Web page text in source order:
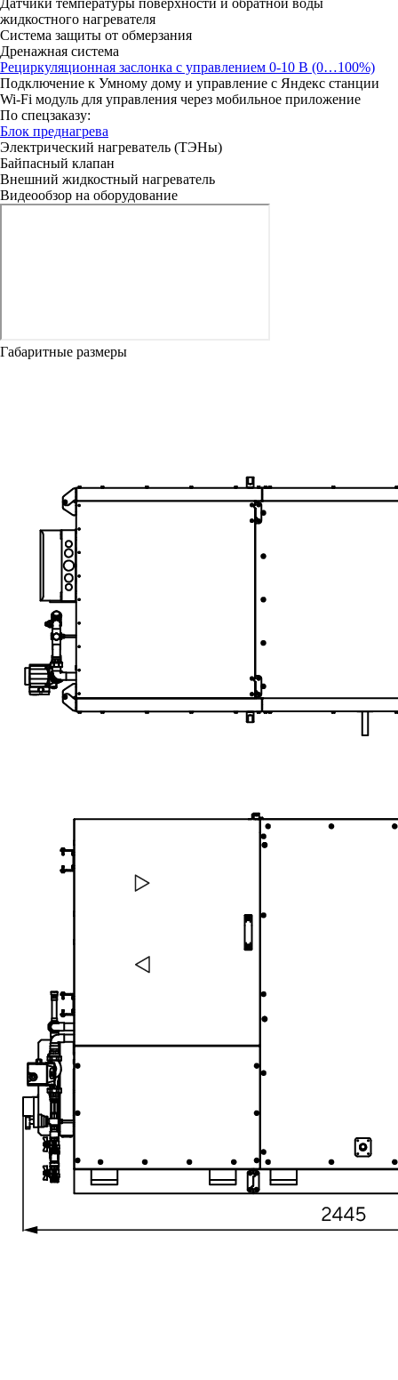
жидкостного нагревателя
Система защиты от обмерзания
Дренажная система
Рециркуляционная заслонка с управлением 0-10 В (0…100%)
Подключение к Умному дому и управление с Яндекс станции
Wi-Fi модуль для управления через мобильное приложение
По спецзаказу:
Блок преднагрева
Электрический нагреватель (ТЭНы)
Байпасный клапан
Внешний жидкостный нагреватель
Видеообзор на оборудование
Габаритные размеры